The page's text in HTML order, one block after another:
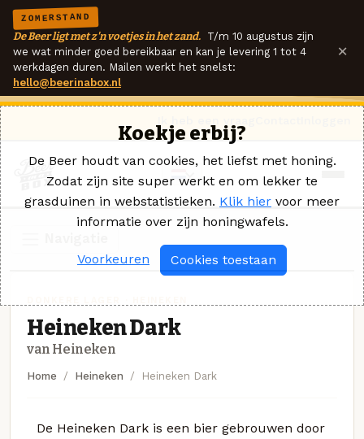
ZOMERSTAND
De Beer ligt met z'n voetjes in het zand. T/m 10 augustus zijn
we wat minder goed bereikbaar en kan je levering 1 tot 4
werkdagen duren. Mailen werkt het snelst:
hello@beerinabox.nl
×
Heineken Dark
van Heineken
Home Heineken Heineken Dark
De Heineken Dark is een bier gebrouwen door
Koekje erbij?
De Beer houdt van cookies, het liefst met honing.
Zodat zijn site super werkt en om lekker te
grasduinen in webstatistieken. Klik hier voor meer
informatie over zijn honingwafels.
Voorkeuren Cookies toestaan